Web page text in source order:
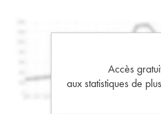
Accès
aux statistiques de